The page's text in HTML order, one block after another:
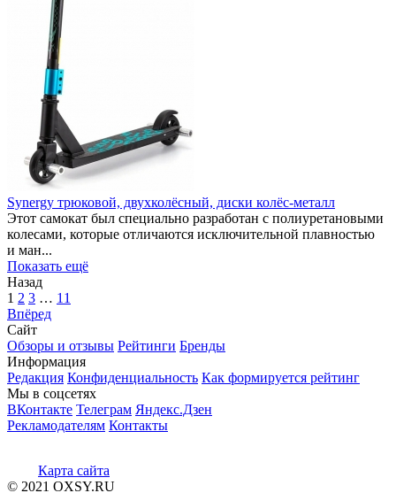
Synergy трюковой, двухколёсный, диски колёс-металл
Этот самокат был специально разработан с полиуретановыми
колесами, которые отличаются исключительной плавностью
и ман...
Показать ещё
Назад
1 2 3 … 11
Впёред
Сайт
Обзоры и отзывы Рейтинги Бренды
Информация
Редакция Конфиденциальность Как формируется рейтинг
Мы в соцсетях
ВКонтакте Телеграм Яндекс.Дзен
Рекламодателям Контакты
Карта сайта
© 2021 OXSY.RU